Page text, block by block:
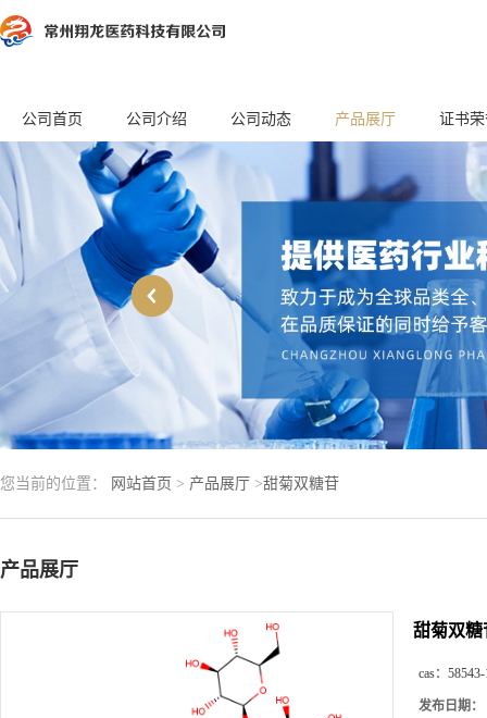
公司首页 公司介绍 公司动态 产品展厅 证书
您当前的位置： 网站首页 > 产品展厅 >甜菊双糖苷
产品展厅
甜菊双糖
cas：
发布日期：